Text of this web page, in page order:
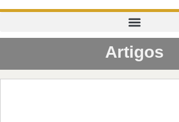
Artigos